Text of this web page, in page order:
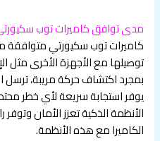
مدى توافق كاميرات توب
كاميرات توب سكيورتي متوافقة
توصيلها مع الأجهزة الأخرى مثل
بمجرد اكتشاف حركة مريبة، ترسل
يوفر استجابة سريعة لأي خطر
الأنظمة الذكية تعزز الأمان
الكاميرا مع هذه الأنظمة.